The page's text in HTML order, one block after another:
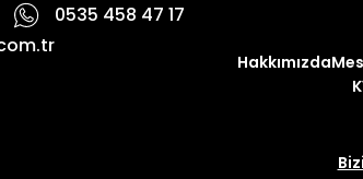
0535 458 47 17
Hakkımızda